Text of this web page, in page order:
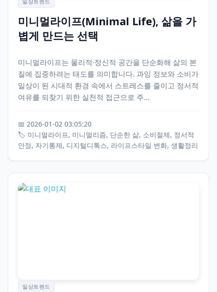
미니멀라이프(Minimal Life), 삶을 가
볍게 만드는 선택
미니멀라이프는 물리적·정신적 공간을 단순화해 삶의 본
질에 집중하려는 태도를 의미합니다. 과잉 정보와 소비가
일상이 된 시대적 환경 속에서 스트레스를 줄이고 정서적
여유를 되찾기 위한 실천적 접근으로 주...
📅 2026-01-02 03:05:20
🏷️ 미니멀라이프, 미니멀리즘, 단순한 삶, 소비절제, 정서적
안정, 자기통제, 디지털디톡스, 라이프스타일 변화, 생활정리
일상트렌드